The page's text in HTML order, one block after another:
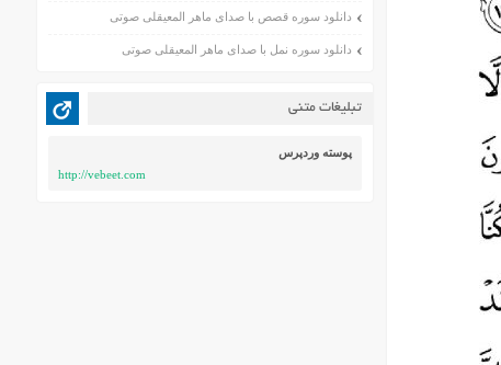
دانلود سوره قصص با صدای ماهر المعیقلی صوتی
دانلود سوره نمل با صدای ماهر المعیقلی صوتی
تبلیغات متنی
پوسته وردپرس
http://vebeet.com